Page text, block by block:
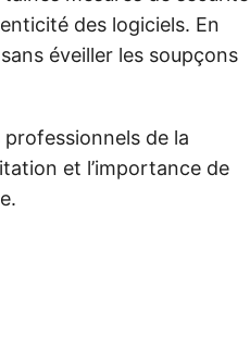
des logiciels. En
éveiller les soupçons
de la
et l’importance de